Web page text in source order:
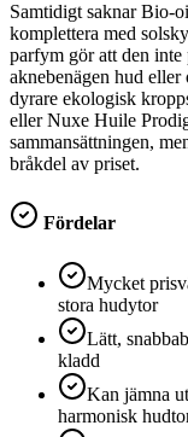
Samtidigt saknar Bio-
komplettera med
parfym gör att den inte
aknebenägen hud
dyrare ekologisk
eller Nuxe Huile
sammansättningen,
bråkdel av priset.
Fördelar
Mycket
stora hudytor
Lätt,
kladd
Kan jämna
harmonisk